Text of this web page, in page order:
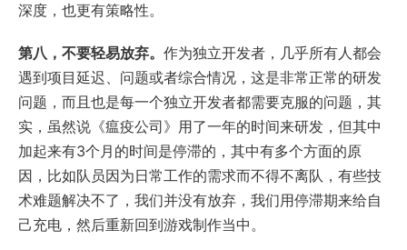
深度，也更有策略性。
第八，不要轻易放弃。 作为独立开发者，几乎所有人都会
遇到项目延迟、问题或者综合情况，这是非常正常的研发
问题，而且也是每一个独立开发者都需要克服的问题，其
实，虽然说《瘟疫公司》用了一年的时间来研发，但其中
加起来有3个月的时间是停滞的，其中有多个方面的原
因，比如队员因为日常工作的需求而不得不离队，有些技
术难题解决不了，我们并没有放弃，我们用停滞期来给自
己充电，然后重新回到游戏制作当中。